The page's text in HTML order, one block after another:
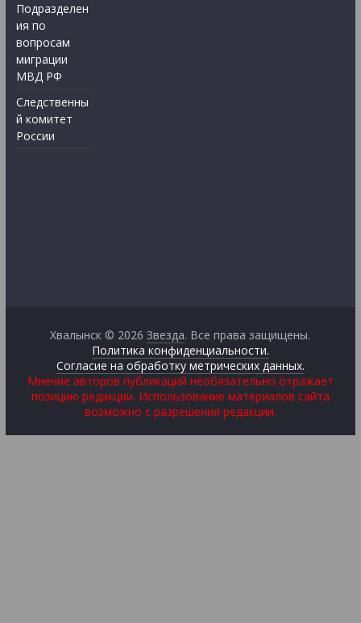
Подразделен
ия по
вопросам
миграции
МВД РФ
Следственны
й комитет
России
Хвалынск © 2026Звезда. Все права защищены.
Политика конфиденциальности.
Согласие на обработку метрических данных.
Мнение авторов публикаций необязательно отражает
позицию редакции. Использование материалов сайта
возможно с разрешения редакции.